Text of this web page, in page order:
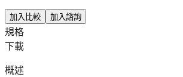
加入比較 加入諮詢
規格
下載
概述